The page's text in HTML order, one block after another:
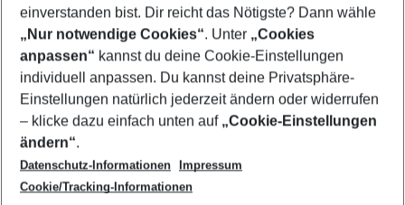
Footer
Footer navigation
Über uns
AGB
Bestpreisgarantie
Cookie-Einstellungen ändern
Cookie-Richtlinie
Agenturbetreuung
Barrierefreies Reisen
Folge uns
einverstanden bist. Dir reicht das Nötigste? Dann wähle
„Nur notwendige Cookies“. Unter „Cookies
anpassen“ kannst du deine Cookie-Einstellungen
individuell anpassen. Du kannst deine Privatsphäre-
Einstellungen natürlich jederzeit ändern oder widerrufen
– klicke dazu einfach unten auf „Cookie-Einstellungen
ändern“.
Datenschutz-Informationen
Impressum
Cookie/Tracking-Informationen